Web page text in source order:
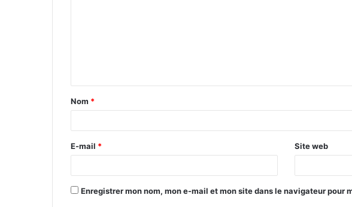
Nom *
E-mail * Site web
Enregistrer mon nom, mon e-mail et mon site dans le navigateur pour